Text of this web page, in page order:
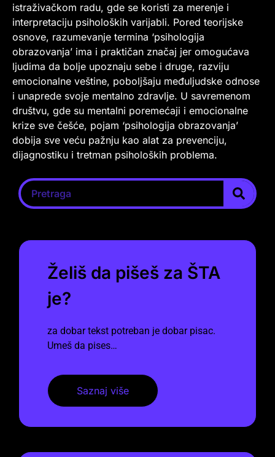
istraživačkom radu, gde se koristi za merenje i
interpretaciju psiholoških varijabli. Pored teorijske
osnove, razumevanje termina ‘psihologija
obrazovanja’ ima i praktičan značaj jer omogućava
ljudima da bolje upoznaju sebe i druge, razviju
emocionalne veštine, poboljšaju međuljudske odnose
i unaprede svoje mentalno zdravlje. U savremenom
društvu, gde su mentalni poremećaji i emocionalne
krize sve češće, pojam ‘psihologija obrazovanja’
dobija sve veću pažnju kao alat za prevenciju,
dijagnostiku i tretman psiholoških problema.
Želiš da pišeš za ŠTA
je?
za dobar tekst potreban je dobar pisac.
Umeš da pises…
Saznaj više